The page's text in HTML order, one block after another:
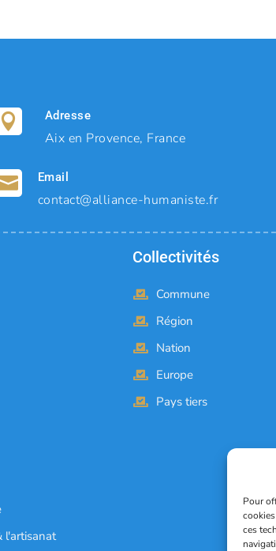
Pour
ces
 Adresse
Aix en Provence, France
Email
contact@alliance-humaniste.fr
l'artisanat
Collectivités
Commune
Région
Nation
Europe
Pays tiers